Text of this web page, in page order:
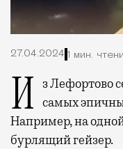
27.04.2024 1 мин.
Из Лефортово сегодня поступают одни из самых
Например, на
бурлящий гейзер.